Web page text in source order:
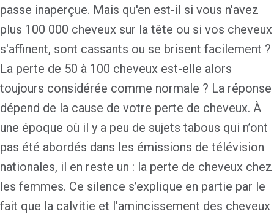
passe inaperçue. Mais qu'en est-il si vous n'avez
plus 100 000 cheveux sur la tête ou si vos cheveux
s'affinent, sont cassants ou se brisent facilement ?
La perte de 50 à 100 cheveux est-elle alors
toujours considérée comme normale ? La réponse
dépend de la cause de votre perte de cheveux. À
une époque où il y a peu de sujets tabous qui n’ont
pas été abordés dans les émissions de télévision
nationales, il en reste un : la perte de cheveux chez
les femmes. Ce silence s’explique en partie par le
fait que la calvitie et l’amincissement des cheveux